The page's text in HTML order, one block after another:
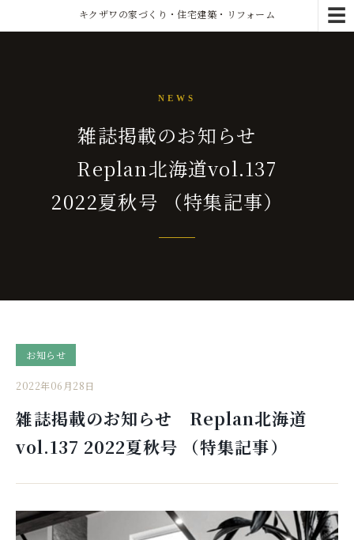
☰
キクザワの家づくり・住宅建築・リフォーム
NEWS
雑誌掲載のお知らせ
Replan北海道vol.137
2022夏秋号 （特集記事）
お知らせ
2022年06月28日
雑誌掲載のお知らせ Replan北海道
vol.137 2022夏秋号 （特集記事）